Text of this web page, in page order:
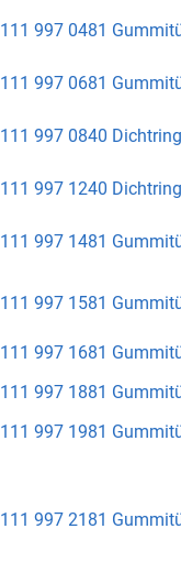
111 997 0481
111 997 0681
111 997 0840 Dichtring
111 997 1240 Dichtring
111 997 1481
111 997 1581
111 997 1681
111 997 1881
111 997 1981
111 997 2181